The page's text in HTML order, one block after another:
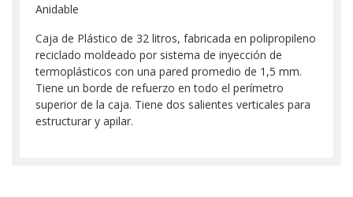
Anidable
Caja de Plástico de 32 litros, fabricada en polipropileno
reciclado moldeado por sistema de inyección de
termoplásticos con una pared promedio de 1,5 mm.
Tiene un borde de refuerzo en todo el perímetro
superior de la caja. Tiene dos salientes verticales para
estructurar y apilar.